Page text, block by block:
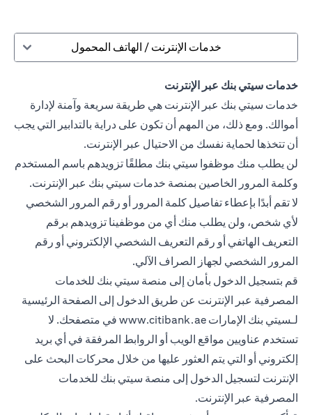
خدمات الإنترنت / الهاتف المحمول
خدمات سيتي بنك عبر الإنترنت
خدمات سيتي بنك عبر الإنترنت هي طريقة سريعة وآمنة لإدارة
أموالك. ومع ذلك، من المهم أن تكون على دراية بالتدابير التي يجب
أن تتخذها لحماية نفسك من الاحتيال عبر الإنترنت.
لن يطلب منك موظفوا سيتي بنك مطلقًا تزويدهم باسم المستخدم
وكلمة المرور الخاصين بمنصة خدمات سيتي بنك عبر الإنترنت.
لا تقم أبدًا بإعطاء تفاصيل كلمة المرور أو رقم المرور الشخصي
لأي شخص، ولن يطلب منك أي من موظفينا تزويدهم برقم
التعريف الهاتفي أو رقم التعريف الشخصي الإلكتروني أو رقم
المرور الشخصي لجهاز الصراف الآلي.
قم بتسجيل الدخول بأمان إلى منصة سيتي بنك للخدمات
المصرفية عبر الإنترنت عن طريق الدخول إلى الصفحة الرئيسية
لـسيتي بنك الإمارات www.citibank.ae في متصفحك. لا
تستخدم عناويين مواقع الويب أو الروابط المرفقة في أي بريد
إلكتروني أو التي يتم العثور عليها من خلال محركات البحث على
الإنترنت لتسجيل الدخول إلى منصة سيتي بنك للخدمات
المصرفية عبر الإنترنت.